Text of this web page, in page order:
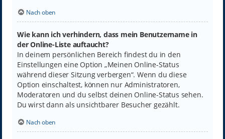
Nach oben
Wie kann ich verhindern, dass mein Benutzername in
der Online-Liste auftaucht?
In deinem persönlichen Bereich findest du in den
Einstellungen eine Option „Meinen Online-Status
während dieser Sitzung verbergen“. Wenn du diese
Option einschaltest, können nur Administratoren,
Moderatoren und du selbst deinen Online-Status sehen.
Du wirst dann als unsichtbarer Besucher gezählt.
Nach oben